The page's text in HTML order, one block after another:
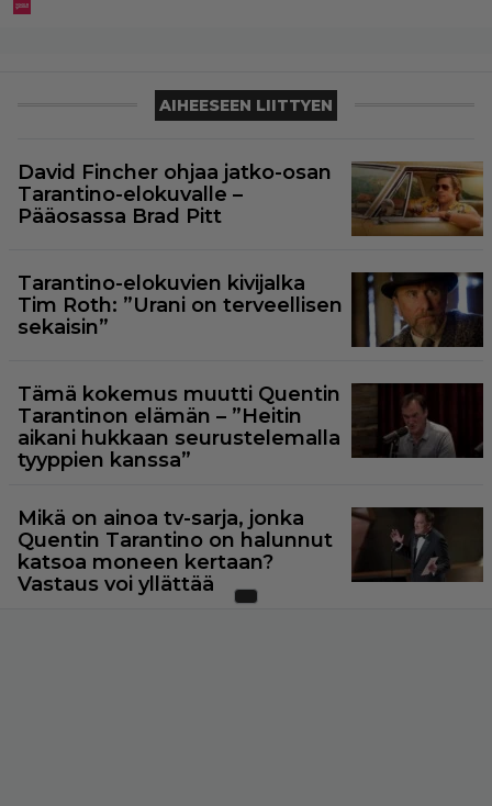
AIHEESEEN LIITTYEN
David Fincher ohjaa jatko-osan
Tarantino-elokuvalle –
Pääosassa Brad Pitt
Tarantino-elokuvien kivijalka
Tim Roth: ”Urani on terveellisen
sekaisin”
Tämä kokemus muutti Quentin
Tarantinon elämän – ”Heitin
aikani hukkaan seurustelemalla
tyyppien kanssa”
Mikä on ainoa tv-sarja, jonka
Quentin Tarantino on halunnut
katsoa moneen kertaan?
Vastaus voi yllättää